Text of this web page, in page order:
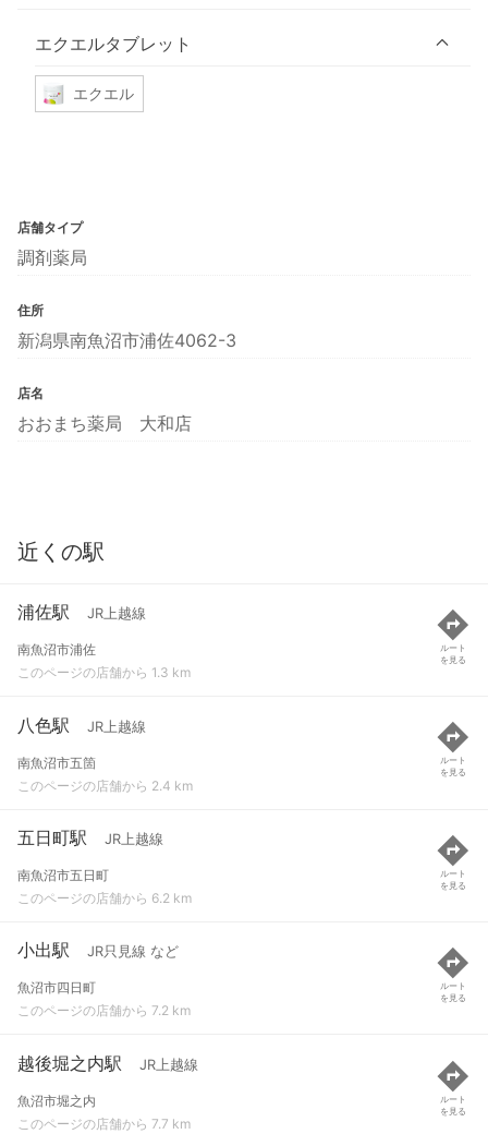
エクエルタブレット
エクエル
店舗タイプ
調剤薬局
住所
新潟県南魚沼市浦佐4062-3
店名
おおまち薬局 大和店
近くの駅
浦佐駅 JR上越線
南魚沼市浦佐
このページの店舗から 1.3 km
ルート
を見る
八色駅 JR上越線
南魚沼市五箇
このページの店舗から 2.4 km
ルート
を見る
五日町駅 JR上越線
南魚沼市五日町
このページの店舗から 6.2 km
ルート
を見る
小出駅 JR只見線 など
魚沼市四日町
このページの店舗から 7.2 km
ルート
を見る
越後堀之内駅 JR上越線
魚沼市堀之内
このページの店舗から 7.7 km
ルート
を見る